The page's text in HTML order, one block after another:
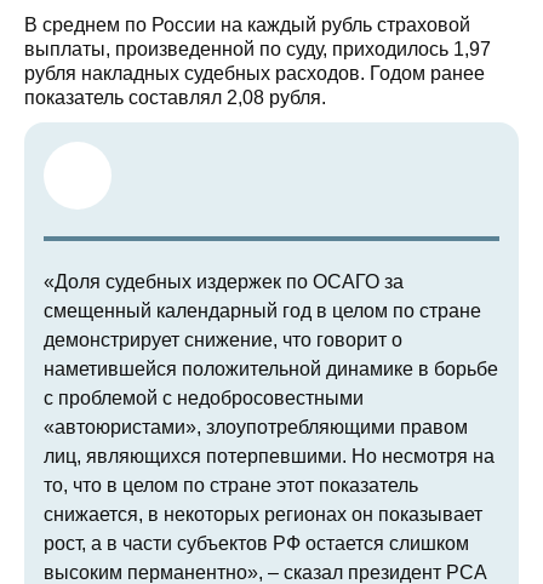
В среднем по России на каждый рубль страховой
выплаты, произведенной по суду, приходилось 1,97
рубля накладных судебных расходов. Годом ранее
показатель составлял 2,08 рубля.
«Доля судебных издержек по ОСАГО за
смещенный календарный год в целом по стране
демонстрирует снижение, что говорит о
наметившейся положительной динамике в борьбе
с проблемой с недобросовестными
«автоюристами», злоупотребляющими правом
лиц, являющихся потерпевшими. Но несмотря на
то, что в целом по стране этот показатель
снижается, в некоторых регионах он показывает
рост, а в части субъектов РФ остается слишком
высоким перманентно», – сказал президент РСА